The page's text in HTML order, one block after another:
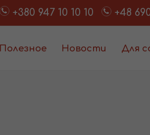
+380 947 10 10 10 +48
Полезное Новости Для